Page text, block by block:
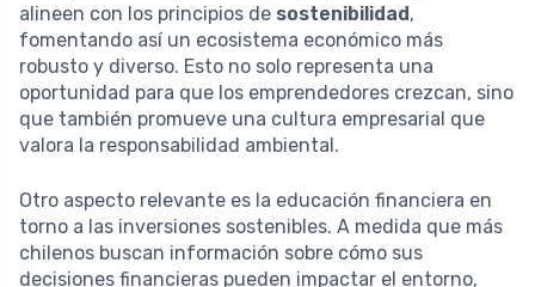
alineen con los principios de sostenibilidad,
fomentando así un ecosistema económico más
robusto y diverso. Esto no solo representa una
oportunidad para que los emprendedores crezcan, sino
que también promueve una cultura empresarial que
valora la responsabilidad ambiental.
Otro aspecto relevante es la educación financiera en
torno a las inversiones sostenibles. A medida que más
chilenos buscan información sobre cómo sus
decisiones financieras pueden impactar el entorno,